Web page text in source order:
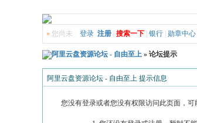
» 您尚未 登录 注册 搜索一下 银行 勋章中心
阿里云盘资源论坛 - 自由至上 » 论坛提示
阿里云盘资源论坛 - 自由至上 提示信息
您没有登录或者您没有权限访问此页面，